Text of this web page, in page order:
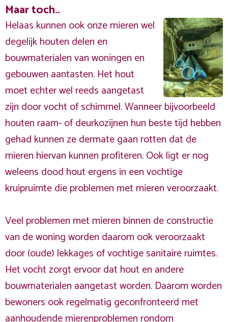
Maar toch..
Helaas kunnen ook onze mieren wel
degelijk houten delen en
bouwmaterialen van woningen en
gebouwen aantasten. Het hout
moet echter wel reeds aangetast
zijn door vocht of schimmel. Wanneer bijvoorbeeld
houten raam- of deurkozijnen hun beste tijd hebben
gehad kunnen ze dermate gaan rotten dat de
mieren hiervan kunnen profiteren. Ook ligt er nog
weleens dood hout ergens in een vochtige
kruipruimte die problemen met mieren veroorzaakt.
Veel problemen met mieren binnen de constructie
van de woning worden daarom ook veroorzaakt
door (oude) lekkages of vochtige sanitaire ruimtes.
Het vocht zorgt ervoor dat hout en andere
bouwmaterialen aangetast worden. Daarom worden
bewoners ook regelmatig geconfronteerd met